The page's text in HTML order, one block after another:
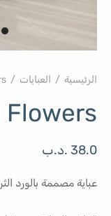
الرئيسية / العبايات /
Flowers
38.0 .د.ب
عباية مصممة بالورد